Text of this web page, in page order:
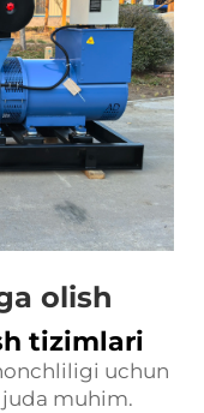
olish
tizimlari
uchun
muhim.